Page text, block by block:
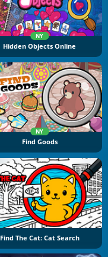
NY
Hidden Objects Online
NY
Find Goods
Find The Cat: Cat Search